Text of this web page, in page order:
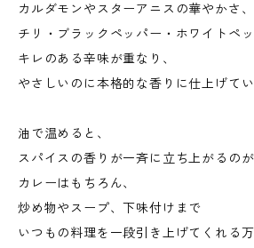
カルダモンやスターアニスの華やかさ、
チリ・ブラックペッパー・ホワイトペ
キレのある辛味が重なり、
やさしいのに本格的な香りに仕上げてい
油で温めると、
スパイスの香りが一斉に立ち上がるのが
カレーはもちろん、
炒め物やスープ、下味付けまで
いつもの料理を一段引き上げてくれる